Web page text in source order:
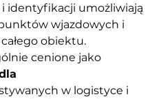
identyfikacji umożliwiają
wjazdowych i
obiektu.
cenione jako
w logistyce i